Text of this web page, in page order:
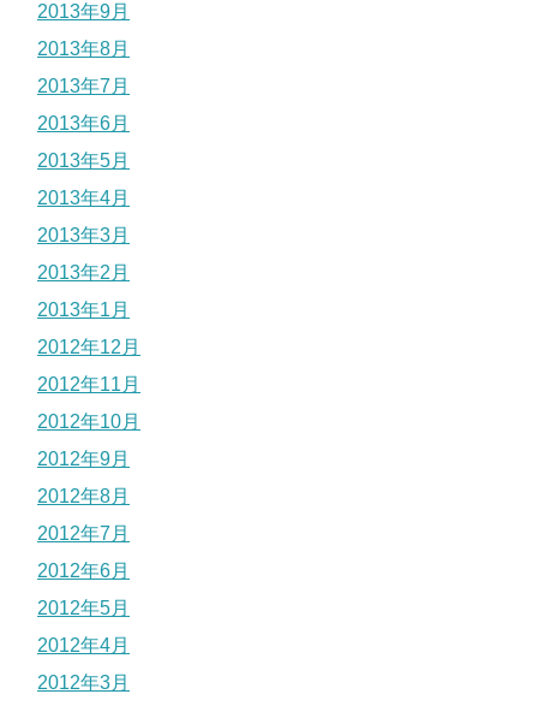
2013年9月
2013年8月
2013年7月
2013年6月
2013年5月
2013年4月
2013年3月
2013年2月
2013年1月
2012年12月
2012年11月
2012年10月
2012年9月
2012年8月
2012年7月
2012年6月
2012年5月
2012年4月
2012年3月